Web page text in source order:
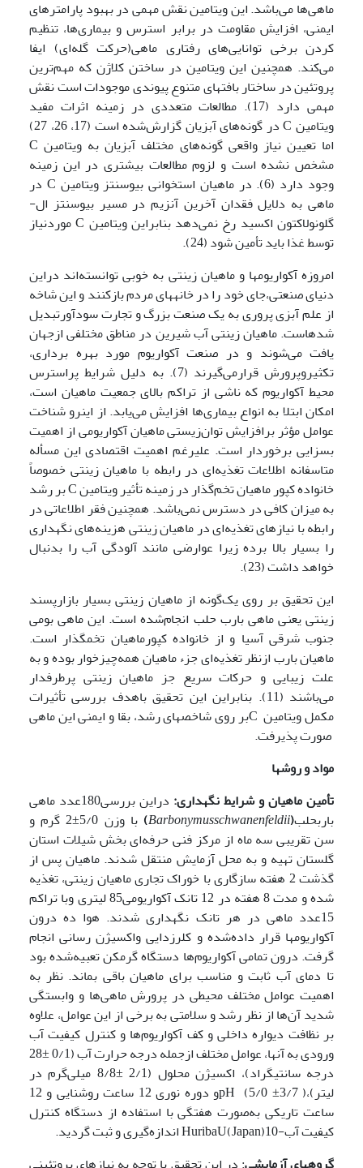
ماهی‌ها می‌باشد. این ویتامین نقش مهمی در بهبود پارامترهای
ایمنی، افزایش مقاومت در برابر استرس و بیماری‌ها، تنظیم
کردن برخی توانایی‌های رفتاری ماهی(حرکت گله‌ای) ایفا
می‌کند. همچنین این ویتامین در ساختن کلاژن که مهم‌ترین
پروتئین در ساختار بافتهای متنوع پیوندی موجودات است نقش
مهمی دارد (17). مطالعات متعددی در زمینه اثرات مفید
ویتامین C در گونه‌های آبزیان گزارش‌شده است (17، 26، 27)
اما تعیین نیاز واقعی گونه‌های مختلف آبزیان به ویتامین C
مشخص نشده است و لزوم مطالعات بیشتری در این زمینه
وجود دارد (6). در ماهیان استخوانی بیوسنتز ویتامین C در
ماهی به دلایل فقدان آخرین آنزیم در مسیر بیوسنتز ال-
گلونولاکتون اکسید رخ نمی‌دهد بنابراین ویتامین C موردنیاز
توسط غذا باید تأمین شود (24).
امروزه آکواریوم­ها و ماهیان زینتی به خوبی توانسته‌اند دراین
دنیای صنعتی،جای خود را در خانه­های مردم بازکنند و این شاخه
از علم آبزی پروری به یک صنعت بزرگ و تجارت سودآورتبدیل
شده­است. ماهیان زینتی آب شیرین در مناطق مختلفی ازجهان
یافت می‌شوند و در صنعت آکواریوم مورد بهره برداری،
تکثیروپرورش قرارمی‌گیرند (7). به دلیل شرایط پراسترس
محیط آکواریوم که ناشی از تراکم بالای جمعیت ماهیان است،
امکان ابتلا به انواع بیماری‌ها افزایش می‌یابد. از اینرو شناخت
عوامل مؤثر برافزایش توان‌زیستی ماهیان آکواریومی از اهمیت
بسزایی برخوردار است. علی­رغم اهمیت اقتصادی این مسأله
متاسفانه اطلاعات تغذیه‌ای در رابطه با ماهیان زینتی خصوصاً
خانواده کپور ماهیان تخم‌گذار در زمینه تأثیر ویتامین C بر رشد
به میزان کافی در دسترس نمی‌باشد. همچنین فقر اطلاعاتی در
رابطه با نیازهای تغذیه‌ای در ماهیان زینتی هزینه‌های نگهداری
را بسیار بالا برده زیرا عوارضی مانند آلودگی آب را بدنبال
خواهد داشت (23).
این تحقیق بر روی یک‌گونه از ماهیان زینتی بسیار بازارپسند
زینتی یعنی ماهی بارب حلب انجام‌شده است. این ماهی بومی
جنوب شرقی آسیا و از خانواده کپورماهیان تخمگذار است.
ماهیان بارب ازنظر تغذیه‌ای جزء ماهیان همه‌چیزخوار بوده و به
علت زیبایی و حرکات سریع جز ماهیان زینتی پرطرفدار
می‌باشند (11). بنابراین این تحقیق باهدف بررسی تأثیرات
مکمل ویتامین Cبر روی شاخصهای رشد، بقا و ایمنی این ماهی
صورت پذیرفت.
مواد و روشها
تأمین ماهیان و شرایط نگهداری:
دراین بررسی180عدد ماهی
باربحلب(
Barbonymusschwanenfeldii
)
با وزن 5/0±2 گرم و
سن تقریبی سه ماه از مرکز فنی حرفه‌ای بخش شیلات استان
گلستان تهیه و به محل آزمایش منتقل شدند. ماهیان پس از
گذشت 2 هفته سازگاری با خوراک تجاری ماهیان زینتی، تغذیه
شده و مدت 8 هفته در 12 تانک آکواریومی85 لیتری وبا تراکم
15عدد ماهی در هر تانک نگهداری شدند. هوا ده
درون
آکواریومها قرار داده‌شده و کلرزدایی واکسیژن رسانی انجام
گرفت. درون تمامی آکواریوم‌ها دستگاه گرمکن تعبیه‌شده بود
تا دمای آب ثابت و مناسب برای ماهیان باقی بماند. نظر به
اهمیت عوامل مختلف محیطی در پرورش ماهی‌ها و وابستگی
شدید آن‌ها از نظر رشد و سلامتی به برخی از این عوامل، علاوه
بر نظافت دیواره داخلی و کف آکواریوم‌ها و کنترل کیفیت آب
ورودی به آنها، عوامل مختلف ازجمله درجه حرارت آب (0/1 ±28
درجه سانتیگراد)، اکسیژن محلول (2/1 ±8/8 میلی‌گرم در
لیتر)،pH (5/0 ±3/7 )و دوره نوری 12 ساعت روشنایی و 12
ساعت تاریکی به‌صورت هفتگی با استفاده از دستگاه کنترل
کیفیت آب-10(Japan)HuribaU اندازه‌گیری و ثبت گردید.